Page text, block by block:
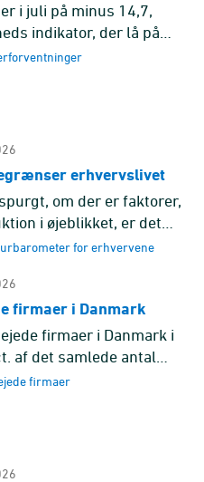
i juli på minus 14,7,
indikator, der lå på
de seneste seks
erhvervslivet
om der er faktorer,
i øjeblikket, er det
er den mest udbredte
for erhvervene
firmaer i Danmark
firmaer i Danmark i
af det samlede antal
sektor i Danmark. Fra
firmaer